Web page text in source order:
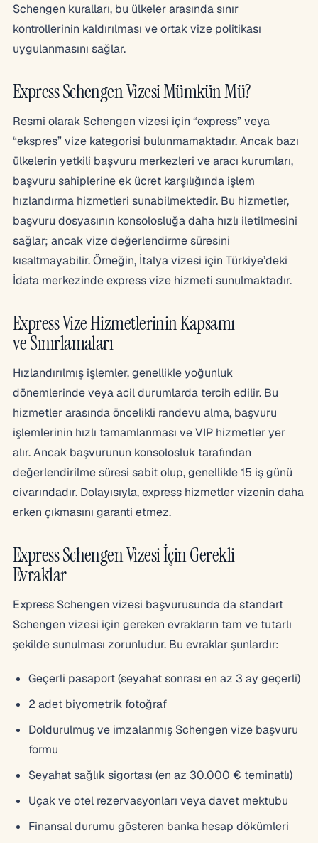
Schengen kuralları, bu ülkeler arasında sınır
kontrollerinin kaldırılması ve ortak vize politikası
uygulanmasını sağlar.
Express Schengen Vizesi Mümkün Mü?
Resmi olarak Schengen vizesi için “express” veya
“ekspres” vize kategorisi bulunmamaktadır. Ancak bazı
ülkelerin yetkili başvuru merkezleri ve aracı kurumları,
başvuru sahiplerine ek ücret karşılığında işlem
hızlandırma hizmetleri sunabilmektedir. Bu hizmetler,
başvuru dosyasının konsolosluğa daha hızlı iletilmesini
sağlar; ancak vize değerlendirme süresini
kısaltmayabilir. Örneğin, İtalya vizesi için Türkiye’deki
İdata merkezinde express vize hizmeti sunulmaktadır.
Express Vize Hizmetlerinin Kapsamı
ve Sınırlamaları
Hızlandırılmış işlemler, genellikle yoğunluk
dönemlerinde veya acil durumlarda tercih edilir. Bu
hizmetler arasında öncelikli randevu alma, başvuru
işlemlerinin hızlı tamamlanması ve VIP hizmetler yer
alır. Ancak başvurunun konsolosluk tarafından
değerlendirilme süresi sabit olup, genellikle 15 iş günü
civarındadır. Dolayısıyla, express hizmetler vizenin daha
erken çıkmasını garanti etmez.
Express Schengen Vizesi İçin Gerekli
Evraklar
Express Schengen vizesi başvurusunda da standart
Schengen vizesi için gereken evrakların tam ve tutarlı
şekilde sunulması zorunludur. Bu evraklar şunlardır:
Geçerli pasaport (seyahat sonrası en az 3 ay geçerli)
2 adet biyometrik fotoğraf
Doldurulmuş ve imzalanmış Schengen vize başvuru
formu
Seyahat sağlık sigortası (en az 30.000 € teminatlı)
Uçak ve otel rezervasyonları veya davet mektubu
Finansal durumu gösteren banka hesap dökümleri